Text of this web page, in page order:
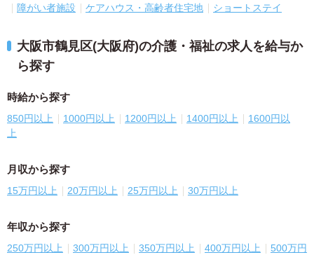
障がい者施設
ケアハウス・高齢者住宅地 ショートステイ
大阪市鶴見区(大阪府)の介護・福祉の求人を給与か
ら探す
時給から探す
850円以上 1000円以上 1200円以上 1400円以上
1600円以
上
月収から探す
15万円以上 20万円以上 25万円以上 30万円以上
年収から探す
250万円以上 300万円以上 350万円以上 400万円以上
500万円